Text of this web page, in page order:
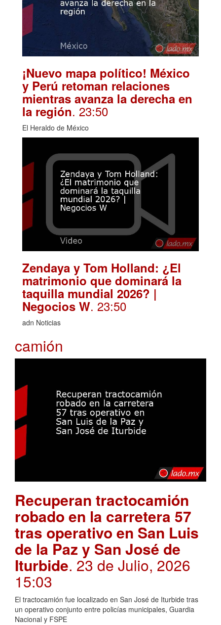
¡Nuevo mapa político! México
y Perú retoman relaciones
mientras avanza la derecha en
la región. 23:50
El Heraldo de México
Zendaya y Tom Holland: ¿El
matrimonio que dominará la
taquilla mundial 2026? |
Negocios W. 23:50
adn Noticias
camión
Recuperan tractocamión
robado en la carretera 57
tras operativo en San Luis
de la Paz y San José de
Iturbide. 23 de Julio, 2026
15:03
El tractocamión fue localizado en San José de Iturbide tras
un operativo conjunto entre policías municipales, Guardia
Nacional y FSPE